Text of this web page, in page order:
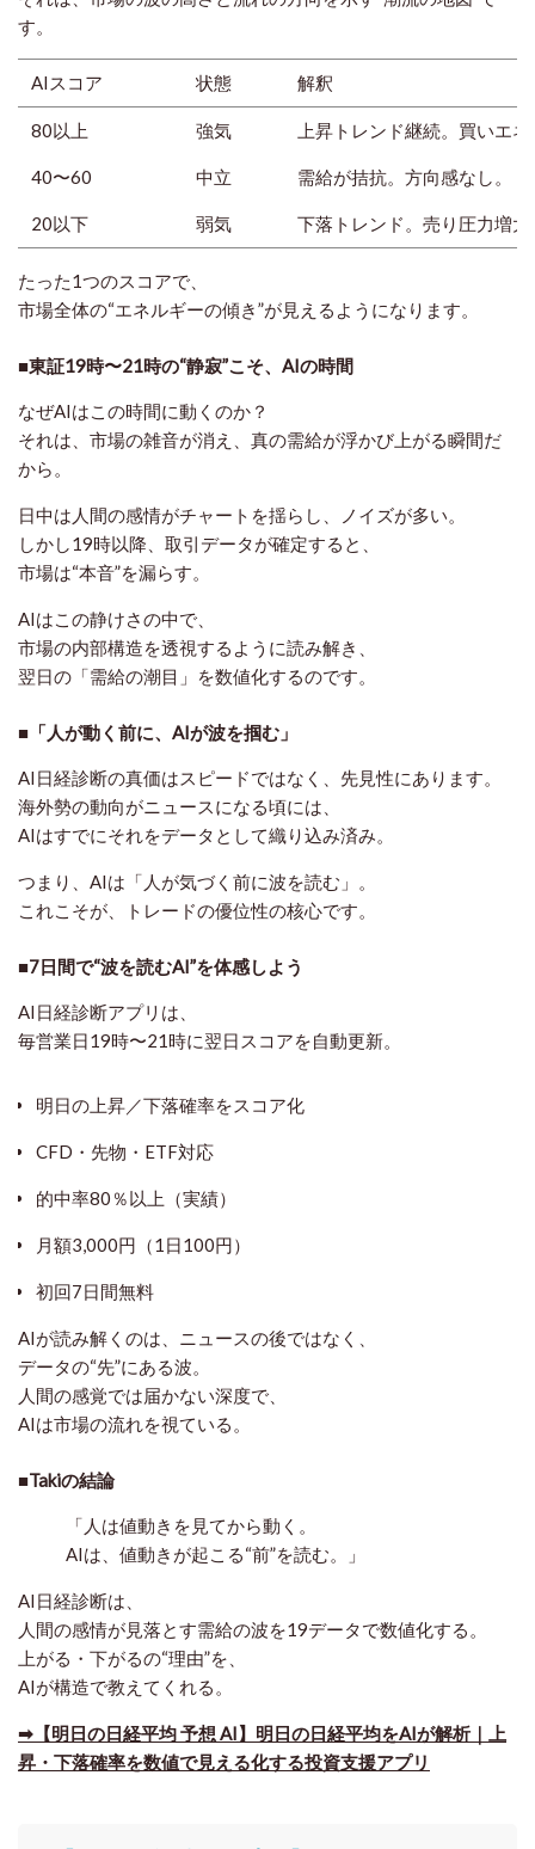
す。
AIスコア 状態 解釈
80以上 強気 上昇トレンド継続。買いエ
40〜60 中立 需給が拮抗。方向感なし。
20以下 弱気 下落トレンド。売り圧力増大
たった1つのスコアで、
市場全体の“エネルギーの傾き”が見えるようになります。
■東証19時〜21時の“静寂”こそ、AIの時間
なぜAIはこの時間に動くのか？
それは、 市場の雑音が消え、真の需給が浮かび上がる瞬間だ
から。
日中は人間の感情がチャートを揺らし、ノイズが多い。
しかし19時以降、取引データが確定すると、
市場は“本音”を漏らす。
AIはこの静けさの中で、
市場の内部構造を透視するように読み解き、
翌日の「需給の潮目」を数値化するのです。
■「人が動く前に、AIが波を掴む」
AI日経診断の真価はスピードではなく、 先見性にあります。
海外勢の動向がニュースになる頃には、
AIはすでにそれをデータとして織り込み済み。
つまり、AIは「人が気づく前に波を読む」。
これこそが、トレードの優位性の核心です。
■7日間で“波を読むAI”を体感しよう
AI日経診断アプリは、
毎営業日19時〜21時に翌日スコアを自動更新。
明日の上昇／下落確率をスコア化
CFD・先物・ETF対応
的中率80％以上（実績）
月額3,000円（1日100円）
初回7日間無料
AIが読み解くのは、ニュースの後ではなく、
データの“先”にある波。
人間の感覚では届かない深度で、
AIは市場の流れを視ている。
■Takiの結論
「人は値動きを見てから動く。
AIは、値動きが起こる“前”を読む。」
AI日経診断は、
人間の感情が見落とす需給の波を19データで数値化する。
上がる・下がるの“理由”を、
AIが構造で教えてくれる。
➡【明日の日経平均 予想 AI】明日の日経平均をAIが解析｜上
昇・下落確率を数値で見える化する投資支援アプリ